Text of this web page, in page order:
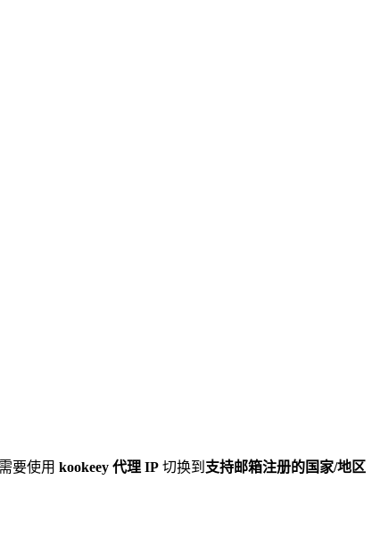
要使用 kookeey 代理 IP 切换到 支持邮箱注册的国家/地区